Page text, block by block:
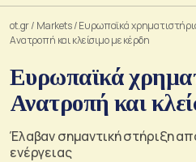
ot.gr/ Markets/Ευρωπαϊκά
Ανατροπή και κλείσιμο με κέρδη
Ευρωπαϊκά
Ανατροπή και
Έλαβαν σημαντική στήριξη
ενέργειας